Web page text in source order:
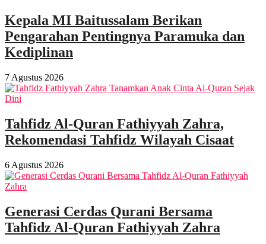
Kepala MI Baitussalam Berikan
Pengarahan Pentingnya Paramuka dan
Kediplinan
7 Agustus 2026
Tahfidz Al-Quran Fathiyyah Zahra,
Rekomendasi Tahfidz Wilayah Cisaat
6 Agustus 2026
Generasi Cerdas Qurani Bersama
Tahfidz Al-Quran Fathiyyah Zahra